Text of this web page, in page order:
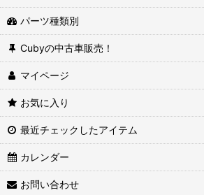
パーツ種類別
Cubyの中古車販売！
マイページ
お気に入り
最近チェックしたアイテム
カレンダー
お問い合わせ